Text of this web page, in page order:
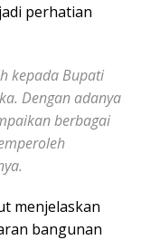
perhatian
kepada Bupati
Dengan adanya
berbagai
menjelaskan
bangunan